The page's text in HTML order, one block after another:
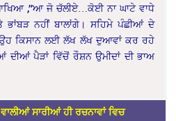
,”ਆ ਜੋ ਚੱਲੀਏ…ਕੋਈ ਨਾ ਘਾਟੇ ਵਾਧੇ
ਭਾਂਬੜ ਨਹੀਂ ਬਾਲਾਂਗੇ। ਸਹਿਮੇ ਪੰਛੀਆਂ ਦੇ
ਕਿਸਾਨ ਲਈ ਲੱਖ ਲੱਖ ਦੁਆਵਾਂ ਕਰ ਰਹੇ
ਪੈੜਾਂ ਵਿੱਚੋਂ ਰੌਸ਼ਨ ਉਮੀਦਾਂ ਦੀ ਭਾਅ
ਸਾਰੀਆਂ ਹੀ ਰਚਨਾਵਾਂ ਵਿਚ